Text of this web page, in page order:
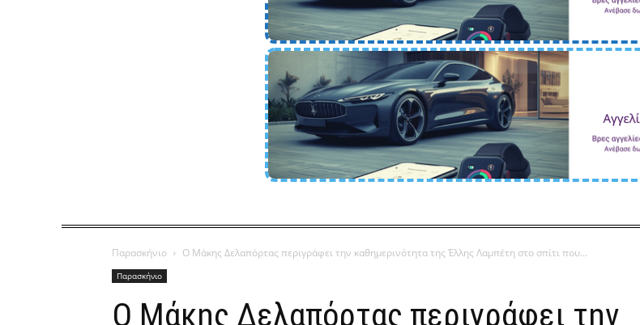
Παρασκήνιο Ο Μάκης Δελαπόρτας περιγράφει την καθημερινότητα της Έλλης Λαμπέτη στο σπίτι που...
Παρασκήνιο
Ο Μάκης Δελαπόρτας περιγράφει την